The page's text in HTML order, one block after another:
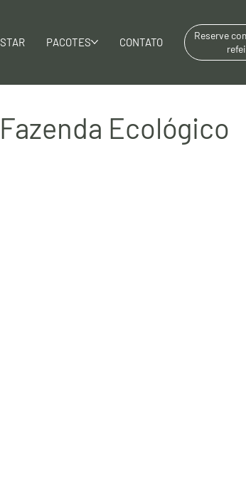
PACOTES CONTATO
Reserve
Ecológico